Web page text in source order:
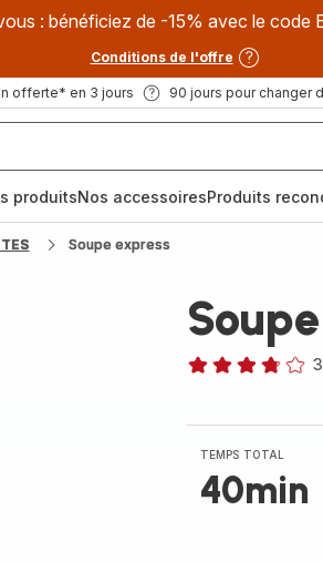
: bénéficiez de -15% avec le code
Conditions de l'offre
offerte* en 3 jours 90 jours pour changer
produitsNos accessoiresProduits
Soupe express
TEMPS TOTAL
40min